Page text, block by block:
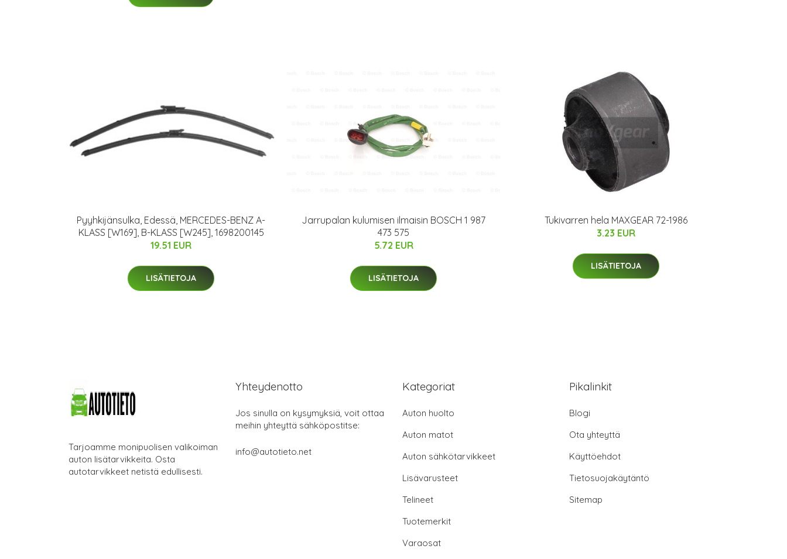
Pyyhkijänsulka, Edessä, MERCEDES-BENZ A-
KLASS [W169], B-KLASS [W245], 1698200145
19.51 EUR
LISÄTIETOJA
Jarrupalan kulumisen ilmaisin BOSCH 1 987
473 575
5.72 EUR
LISÄTIETOJA
Tukivarren hela MAXGEAR 72-1986
3.23 EUR
LISÄTIETOJA
Tarjoamme monipuolisen valikoiman
auton lisätarvikkeita. Osta
autotarvikkeet netistä edullisesti.
Yhteydenotto
Jos sinulla on kysymyksiä, voit ottaa
meihin yhteyttä sähköpostitse:
info@autotieto.net
Kategoriat
Auton huolto
Auton matot
Auton sähkötarvikkeet
Lisävarusteet
Telineet
Tuotemerkit
Varaosat
Pikalinkit
Blogi
Ota yhteyttä
Käyttöehdot
Tietosuojakäytäntö
Sitemap